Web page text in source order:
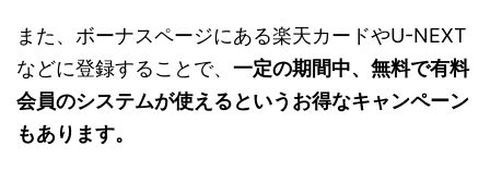
また、ボーナスページにある楽天カードやU-NEXT
などに登録することで、 一定の期間中、無料で有料
会員のシステムが使えるというお得なキャンペーン
もあります。